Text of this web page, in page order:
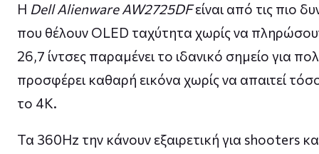
Η Dell Alienware AW2725DFείναι από τις πιο
που θέλουν OLED ταχύτητα χωρίς να
26,7 ίντσες παραμένει το ιδανικό σημείο για
προσφέρει καθαρή εικόνα χωρίς να απαιτεί
το 4K.
Τα 360Hz την κάνουν εξαιρετική για shooters